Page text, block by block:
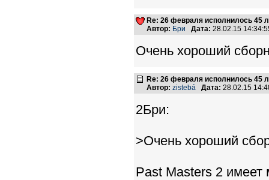
Re: 26 февраля исполнилось 45
Автор: Бри Дата: 28.02.15
Очень хороший
Re: 26 февраля исполнилось 45
Автор: zistebá Дата: 28.02.15
2Бри:
>Очень хороший
Past Masters 2 имеет